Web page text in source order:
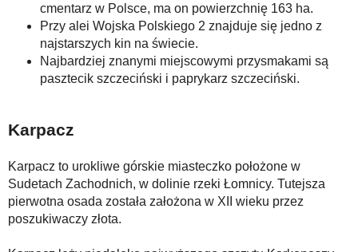
cmentarz w Polsce, ma on powierzchnię 163 ha.
Przy alei Wojska Polskiego 2 znajduje się jedno z
najstarszych kin na świecie.
Najbardziej znanymi miejscowymi przysmakami są
pasztecik szczeciński i paprykarz szczeciński.
Karpacz
Karpacz to urokliwe górskie miasteczko położone w
Sudetach Zachodnich, w dolinie rzeki Łomnicy. Tutejsza
pierwotna osada została założona w XII wieku przez
poszukiwaczy złota.